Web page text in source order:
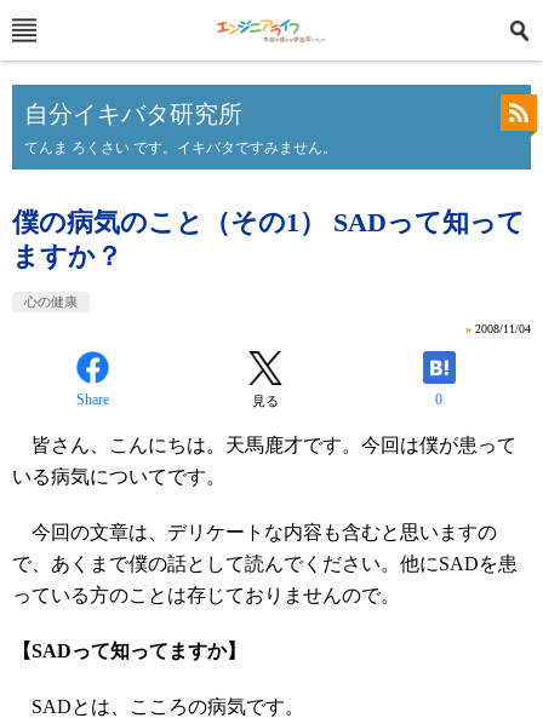
自分イキバタ研究所
てんま ろくさい です。イキバタですみません。
僕の病気のこと（その1） SADって知って
ますか？
心の健康
» 2008/11/04
Share 見る 0
皆さん、こんにちは。天馬鹿才です。今回は僕が患って
いる病気についてです。
今回の文章は、デリケートな内容も含むと思いますの
で、あくまで僕の話として読んでください。他にSADを患
っている方のことは存じておりませんので。
【SADって知ってますか】
SADとは、こころの病気です。